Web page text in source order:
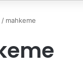
/ mahkeme